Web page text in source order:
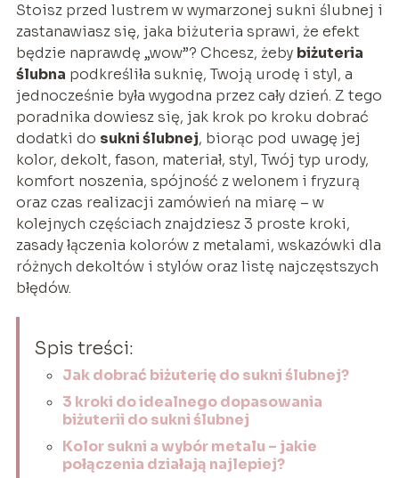
Stoisz przed lustrem w wymarzonej sukni ślubnej i
zastanawiasz się, jaka biżuteria sprawi, że efekt
będzie naprawdę „wow”? Chcesz, żeby biżuteria
ślubna podkreśliła suknię, Twoją urodę i styl, a
jednocześnie była wygodna przez cały dzień. Z tego
poradnika dowiesz się, jak krok po kroku dobrać
dodatki do sukni ślubnej, biorąc pod uwagę jej
kolor, dekolt, fason, materiał, styl, Twój typ urody,
komfort noszenia, spójność z welonem i fryzurą
oraz czas realizacji zamówień na miarę – w
kolejnych częściach znajdziesz 3 proste kroki,
zasady łączenia kolorów z metalami, wskazówki dla
różnych dekoltów i stylów oraz listę najczęstszych
błędów.
Spis treści:
Jak dobrać biżuterię do sukni ślubnej?
3 kroki do idealnego dopasowania
biżuterii do sukni ślubnej
Kolor sukni a wybór metalu – jakie
połączenia działają najlepiej?